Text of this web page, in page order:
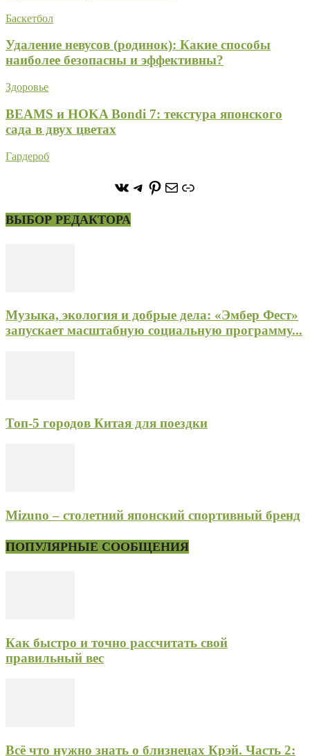
Баскетбол
Удаление невусов (родинок): Какие способы
наиболее безопасны и эффективны?
Здоровье
BEAMS и HOKA Bondi 7: текстура японского
сада в двух цветах
Гардероб
https://vk.com/
https://t.me/stoneforest
https://
ПочтаСсылка
ВЫБОР РЕДАКТОРА
Музыка, экология и добрые дела: «Эмбер Фест»
запускает масштабную социальную программу...
Топ-5 городов Китая для поездки
Mizuno – столетний японский спортивный бренд
ПОПУЛЯРНЫЕ СООБЩЕНИЯ
Как быстро и точно рассчитать свой
правильный вес
Всё что нужно знать о близнецах Крэй. Часть 2: